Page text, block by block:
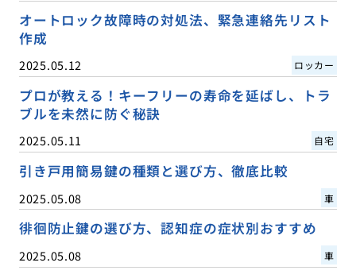
オートロック故障時の対処法、緊急連絡先リスト
作成
2025.05.12 ロッカー
プロが教える！キーフリーの寿命を延ばし、トラ
ブルを未然に防ぐ秘訣
2025.05.11 自宅
引き戸用簡易鍵の種類と選び方、徹底比較
2025.05.08 車
徘徊防止鍵の選び方、認知症の症状別おすすめ
2025.05.08 車